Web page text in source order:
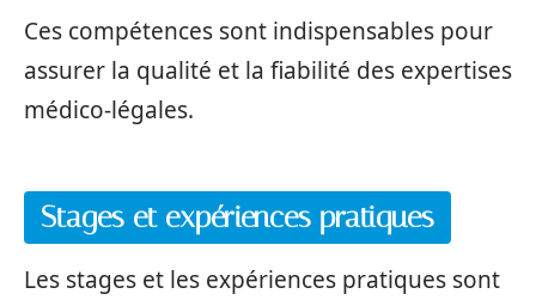
Ces compétences sont indispensables pour
assurer la qualité et la fiabilité des expertises
médico-légales.
Stages et expériences pratiques
Les stages et les expériences pratiques sont